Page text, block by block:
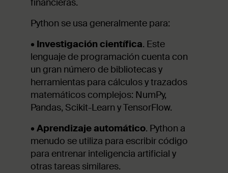
financieras.
Python se usa generalmente para:
• Investigación científica. Este
lenguaje de programación cuenta con
un gran número de bibliotecas y
herramientas para cálculos y trazados
matemáticos complejos: NumPy,
Pandas, Scikit-Learn y TensorFlow.
• Aprendizaje automático. Python a
menudo se utiliza para escribir código
para entrenar inteligencia artificial y
otras tareas similares.